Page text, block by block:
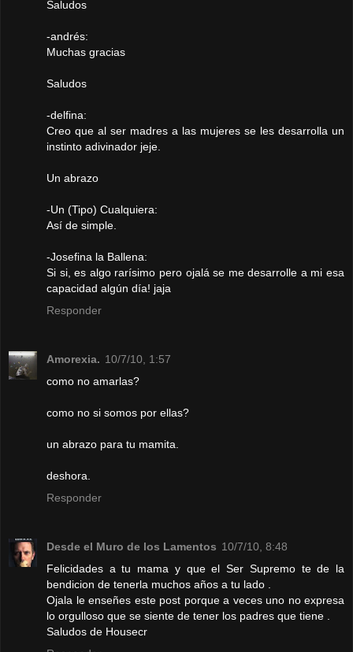
Saludos
-andrés:
Muchas gracias
Saludos
-delfina:
Creo que al ser madres a las mujeres se les desarrolla un
instinto adivinador jeje.
Un abrazo
-Un (Tipo) Cualquiera:
Así de simple.
-Josefina la Ballena:
Si si, es algo rarísimo pero ojalá se me desarrolle a mi esa
capacidad algún día! jaja
Responder
Amorexia. 10/7/10, 1:57
como no amarlas?
como no si somos por ellas?
un abrazo para tu mamita.
deshora.
Responder
Desde el Muro de los Lamentos 10/7/10, 8:48
Felicidades a tu mama y que el Ser Supremo te de la
bendicion de tenerla muchos años a tu lado .
Ojala le enseñes este post porque a veces uno no expresa
lo orgulloso que se siente de tener los padres que tiene .
Saludos de Housecr